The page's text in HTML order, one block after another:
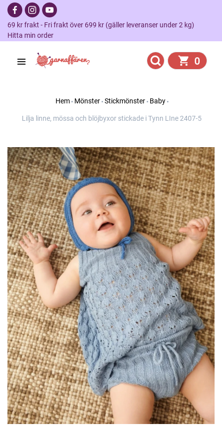
69 kr frakt - Fri frakt över 699 kr (gäller leveranser under 2 kg)
Hitta min order
0
Hem Mönster Stickmönster Baby
Lilja linne, mössa och blöjbyxor stickade i Tynn LIne 2407-5